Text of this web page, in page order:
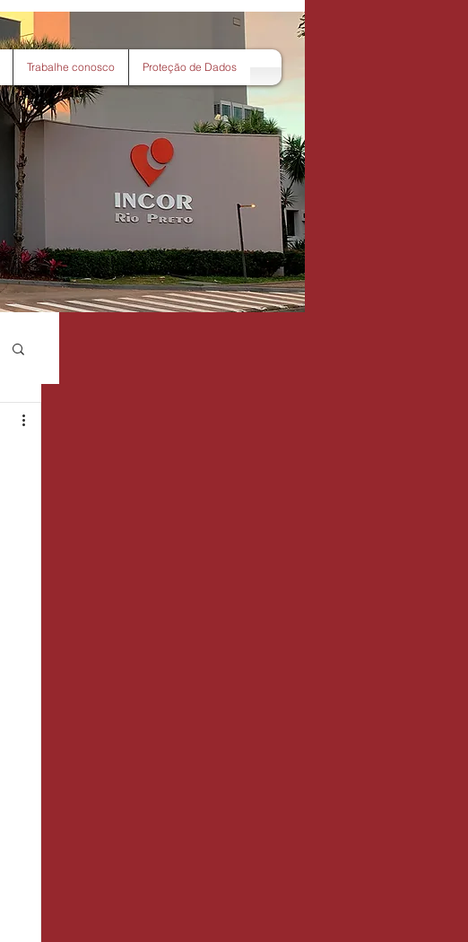
Trabalhe conosco Proteção de Dados